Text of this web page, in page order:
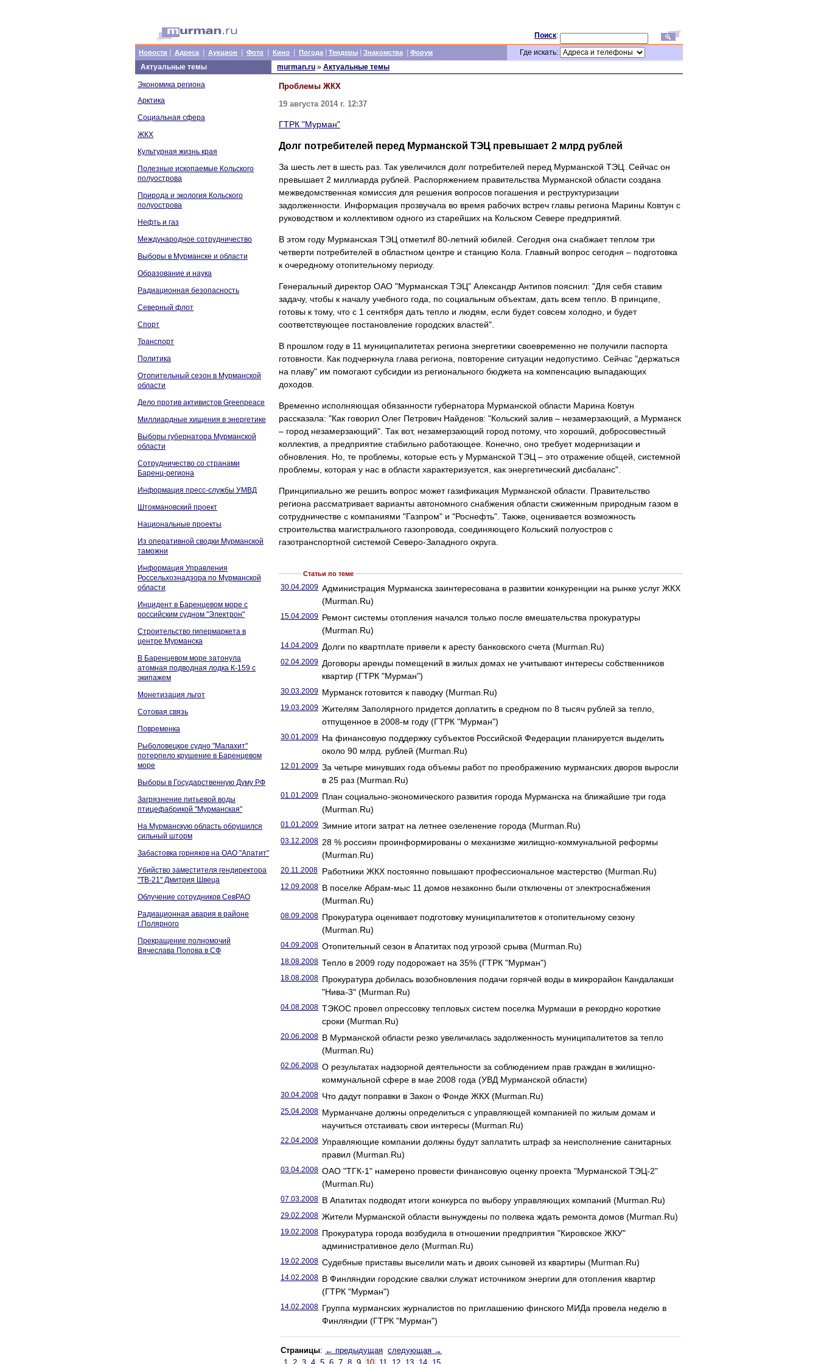
Поиск:
Новости Адреса Аукцион Фото Кино Погода Тендеры Знакомства Форум
Где искать:
Актуальные темы
Экономика региона
Арктика
Социальная сфера
ЖКХ
Культурная жизнь края
Полезные ископаемые Кольского
полуострова
Природа и экология Кольского
полуострова
Нефть и газ
Международное сотрудничество
Выборы в Мурманске и области
Образование и наука
Радиационная безопасность
Северный флот
Спорт
Транспорт
Политика
Отопительный сезон в Мурманской
области
Дело против активистов Greenpeace
Миллиардные хищения в энергетике
Выборы губернатора Мурманской
области
Сотрудничество со странами
Баренц-региона
Информация пресс-службы УМВД
Штокмановский проект
Национальные проекты
Из оперативной сводки Мурманской
таможни
Информация Управления
Россельхознадзора по Мурманской
области
Инцидент в Баренцевом море с
российским судном "Электрон"
Строительство гипермаркета в
центре Мурманска
В Баренцевом море затонула
атомная подводная лодка К-159 с
экипажем
Монетизация льгот
Сотовая связь
Повременка
Рыболовецкое судно "Малахит"
потерпело крушение в Баренцевом
море
Выборы в Государственную Думу РФ
Загрязнение питьевой воды
птицефабрикой "Мурманская"
На Мурманскую область обрушился
сильный шторм
Забастовка горняков на ОАО "Апатит"
Убийство заместителя гендиректора
"ТВ-21" Дмитрия Швеца
Облучение сотрудников СевРАО
Радиационная авария в районе
г.Полярного
Прекращение полномочий
Вячеслава Попова в СФ
murman.ru » Актуальные темы
Проблемы ЖКХ
19 августа 2014 г. 12:37
ГТРК "Мурман"
Долг потребителей перед Мурманской ТЭЦ превышает 2 млрд рублей
За шесть лет в шесть раз. Так увеличился долг потребителей перед Мурманской ТЭЦ. Сейчас он
превышает 2 миллиарда рублей. Распоряжением правительства Мурманской области создана
межведомственная комиссия для решения вопросов погашения и реструктуризации
задолженности. Информация прозвучала во время рабочих встреч главы региона Марины Ковтун с
руководством и коллективом одного из старейших на Кольском Севере предприятий.
В этом году Мурманская ТЭЦ отметилf 80-летний юбилей. Сегодня она снабжает теплом три
четверти потребителей в областном центре и станцию Кола. Главный вопрос сегодня – подготовка
к очередному отопительному периоду.
Генеральный директор ОАО "Мурманская ТЭЦ" Александр Антипов пояснил: "Для себя ставим
задачу, чтобы к началу учебного года, по социальным объектам, дать всем тепло. В принципе,
готовы к тому, что с 1 сентября дать тепло и людям, если будет совсем холодно, и будет
соответствующее постановление городских властей".
В прошлом году в 11 муниципалитетах региона энергетики своевременно не получили паспорта
готовности. Как подчеркнула глава региона, повторение ситуации недопустимо. Сейчас "держаться
на плаву" им помогают субсидии из регионального бюджета на компенсацию выпадающих
доходов.
Временно исполняющая обязанности губернатора Мурманской области Марина Ковтун
рассказала: "Как говорил Олег Петрович Найденов: "Кольский залив – незамерзающий, а Мурманск
– город незамерзающий". Так вот, незамерзающий город потому, что хороший, добросовестный
коллектив, а предприятие стабильно работающее. Конечно, оно требует модернизации и
обновления. Но, те проблемы, которые есть у Мурманской ТЭЦ – это отражение общей, системной
проблемы, которая у нас в области характеризуется, как энергетический дисбаланс".
Принципиально же решить вопрос может газификация Мурманской области. Правительство
региона рассматривает варианты автономного снабжения области сжиженным природным газом в
сотрудничестве с компаниями "Газпром" и "Роснефть". Также, оценивается возможность
строительства магистрального газопровода, соединяющего Кольский полуостров с
газотранспортной системой Северо-Западного округа.
Статьи по теме
30.04.2009 Администрация Мурманска заинтересована в развитии конкуренции на рынке услуг ЖКХ
(Murman.Ru)
15.04.2009 Ремонт системы отопления начался только после вмешательства прокуратуры
(Murman.Ru)
14.04.2009 Долги по квартплате привели к аресту банковского счета (Murman.Ru)
02.04.2009 Договоры аренды помещений в жилых домах не учитывают интересы собственников
квартир (ГТРК "Мурман")
30.03.2009 Мурманск готовится к паводку (Murman.Ru)
19.03.2009 Жителям Заполярного придется доплатить в средном по 8 тысяч рублей за тепло,
отпущенное в 2008-м году (ГТРК "Мурман")
30.01.2009 На финансовую поддержку субъектов Российской Федерации планируется выделить
около 90 млрд. рублей (Murman.Ru)
12.01.2009 За четыре минувших года объемы работ по преображению мурманских дворов выросли
в 25 раз (Murman.Ru)
01.01.2009 План социально-экономического развития города Мурманска на ближайшие три года
(Murman.Ru)
01.01.2009 Зимние итоги затрат на летнее озеленение города (Murman.Ru)
03.12.2008 28 % россиян проинформированы о механизме жилищно-коммунальной реформы
(Murman.Ru)
20.11.2008 Работники ЖКХ постоянно повышают профессиональное мастерство (Murman.Ru)
12.09.2008 В поселке Абрам-мыс 11 домов незаконно были отключены от электроснабжения
(Murman.Ru)
08.09.2008 Прокуратура оценивает подготовку муниципалитетов к отопительному сезону
(Murman.Ru)
04.09.2008 Отопительный сезон в Апатитах под угрозой срыва (Murman.Ru)
18.08.2008 Тепло в 2009 году подорожает на 35% (ГТРК "Мурман")
18.08.2008 Прокуратура добилась возобновления подачи горячей воды в микрорайон Кандалакши
"Нива-3" (Murman.Ru)
04.08.2008 ТЭКОС провел опрессовку тепловых систем поселка Мурмаши в рекордно короткие
сроки (Murman.Ru)
20.06.2008 В Мурманской области резко увеличилась задолженность муниципалитетов за тепло
(Murman.Ru)
02.06.2008 О результатах надзорной деятельности за соблюдением прав граждан в жилищно-
коммунальной сфере в мае 2008 года (УВД Мурманской области)
30.04.2008 Что дадут поправки в Закон о Фонде ЖКХ (Murman.Ru)
25.04.2008 Мурманчане должны определиться с управляющей компанией по жилым домам и
научиться отстаивать свои интересы (Murman.Ru)
22.04.2008 Управляющие компании должны будут заплатить штраф за неисполнение санитарных
правил (Murman.Ru)
03.04.2008 ОАО "ТГК-1" намерено провести финансовую оценку проекта "Мурманской ТЭЦ-2"
(Murman.Ru)
07.03.2008 В Апатитах подводят итоги конкурса по выбору управляющих компаний (Murman.Ru)
29.02.2008 Жители Мурманской области вынуждены по полвека ждать ремонта домов (Murman.Ru)
19.02.2008 Прокуратура города возбудила в отношении предприятия "Кировское ЖКУ"
административное дело (Murman.Ru)
19.02.2008 Судебные приставы выселили мать и двоих сыновей из квартиры (Murman.Ru)
14.02.2008 В Финляндии городские свалки служат источником энергии для отопления квартир
(ГТРК "Мурман")
14.02.2008 Группа мурманских журналистов по приглашению финского МИДа провела неделю в
Финляндии (ГТРК "Мурман")
Страницы: ← предыдущая следующая →